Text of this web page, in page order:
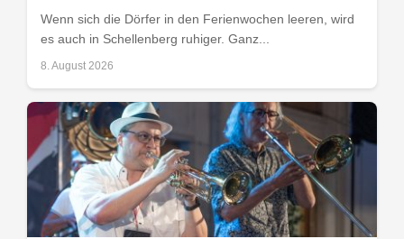
Wenn sich die Dörfer in den Ferienwochen leeren, wird
es auch in Schellenberg ruhiger. Ganz...
8. August 2026